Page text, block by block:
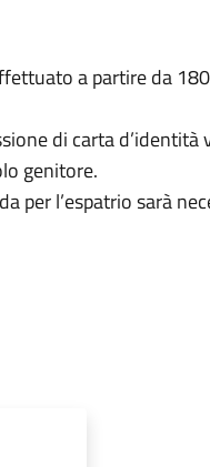
a partire da
di carta
genitore.
per l’espatrio sarà